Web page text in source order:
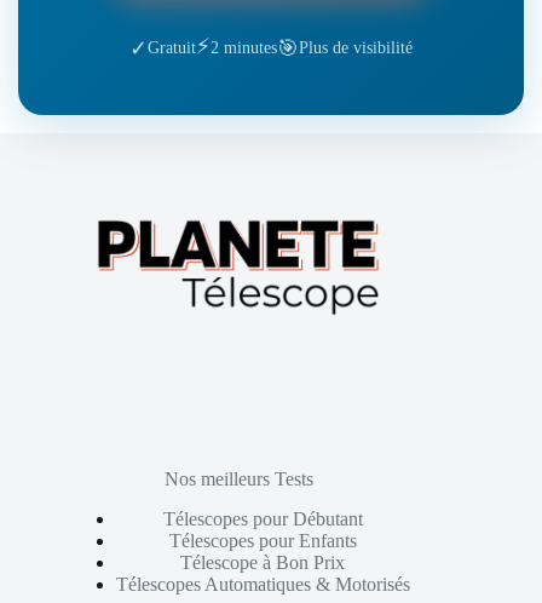
✓ Gratuit⚡2 minutes🎯Plus de visibilité
Nos meilleurs Tests
Télescopes pour Débutant
Télescopes pour Enfants
Télescope à Bon Prix
Télescopes Automatiques & Motorisés